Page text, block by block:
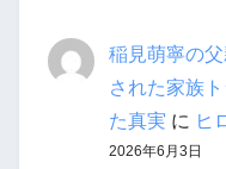
稲見萌寧の
された家族
た真実 に ヒ
2026年6月3日